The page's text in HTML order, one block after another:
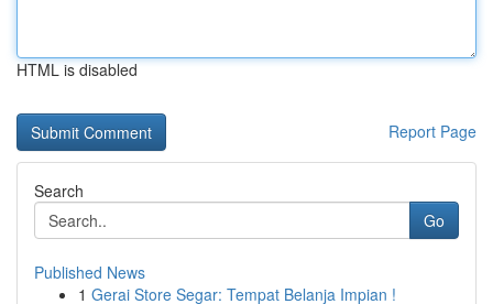
HTML is disabled
Report Page
Search
Go
Published News
1 Gerai Store Segar: Tempat Belanja Impian !